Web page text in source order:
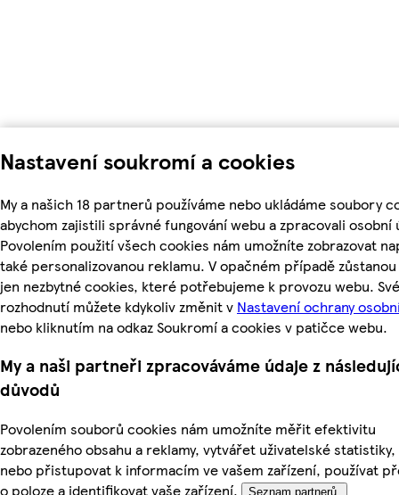
Nastavení soukromí a cookies
My a našich 18 partnerů používáme nebo ukládáme soubory
abychom zajistili správné fungování webu a zpracovali osobní
Povolením použití všech cookies nám umožníte zobrazovat
také personalizovanou reklamu. V opačném případě
jen nezbytné cookies, které potřebujeme k provozu webu. Své
rozhodnutí můžete kdykoliv změnit v Nastavení ochrany
nebo kliknutím na odkaz Soukromí a cookies v patičce webu.
My a naši partneři zpracováváme údaje z
důvodů
Povolením souborů cookies nám umožníte měřit efektivitu
zobrazeného obsahu a reklamy, vytvářet uživatelské
nebo přistupovat k informacím ve vašem zařízení, používat
o poloze a identifikovat vaše zařízení.
Seznam partnerů.